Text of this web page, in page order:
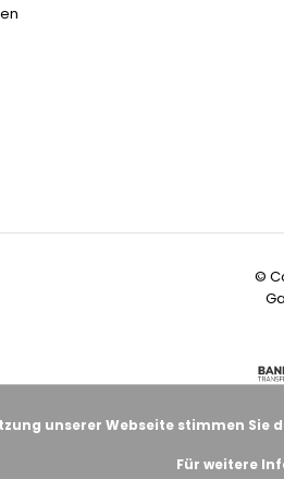
©
unserer Webseite stimmen Sie
Für weitere